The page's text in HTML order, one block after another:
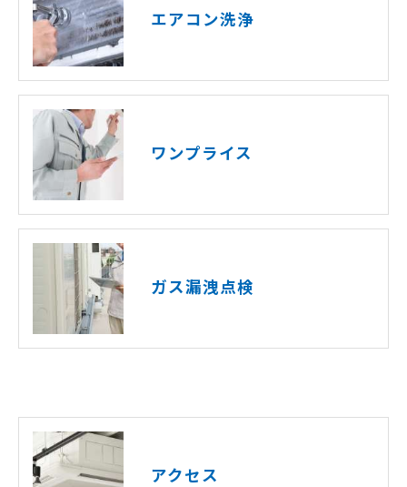
エアコン洗浄
ワンプライス
ガス漏洩点検
アクセス